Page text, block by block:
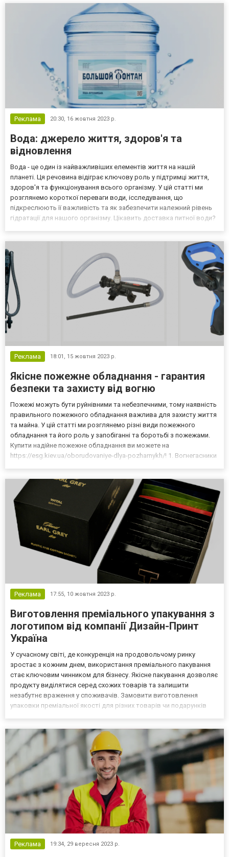
Реклама 20:30, 16 жовтня 2023 р.
Вода: джерело життя, здоров'я та
відновлення
Вода - це один із найважливіших елементів життя на нашій
планеті. Ця речовина відіграє ключову роль у підтримці життя,
здоров'я та функціонування всього організму. У цій статті ми
розглянемо короткої переваги води, ісследування, що
підкреслюють її важливість та як забезпечити належний рівень
гідратації для нашого організму. Цікавить доставка питної води?
Реклама 18:01, 15 жовтня 2023 р.
Якісне пожежне обладнання - гарантия
безпеки та захисту від вогню
Пожежі можуть бути руйнівними та небезпечними, тому наявність
правильного пожежного обладнання важлива для захисту життя
та майна. У цій статті ми розглянемо різні види пожежного
обладнання та його роль у запобіганні та боротьбі з пожежами.
Купити надійне пожежне обладнання ви можете на
https://esg.kiev.ua/oborudovaniye-dlya-pozharnykh/! 1. Вогнегасники
Реклама 17:55, 10 жовтня 2023 р.
Виготовлення преміального упакування з
логотипом від компанії Дизайн-Принт
Україна
У сучасному світі, де конкуренція на продовольчому ринку
зростає з кожним днем, використання преміального пакування
стає ключовим чинником для бізнесу. Якісне пакування дозволяє
продукту виділятися серед схожих товарів та залишити
незабутнє враження у споживачів. Замовити виготовлення
упаковки преміальної якості для різних товарів чи подарунків
Реклама 19:34, 29 вересня 2023 р.